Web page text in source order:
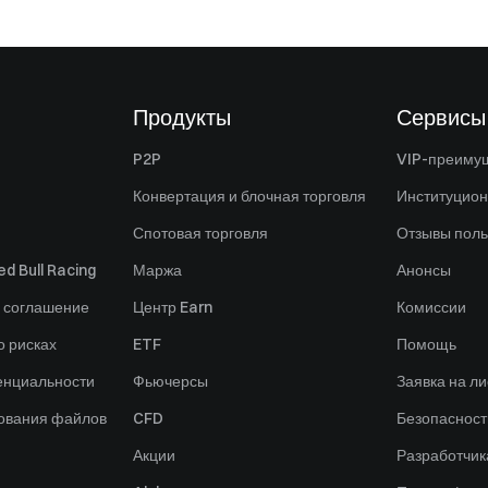
Bull Racing
соглашение
рисках
файлов
Продукты
P2P
Конвертация и блочная торговля
Спотовая торговля
Маржа
Центр Earn
ETF
Фьючерсы
CFD
Акции
Сервисы
VIP-
Отзывы
Анонсы
Комиссии
Помощь
Заявка на